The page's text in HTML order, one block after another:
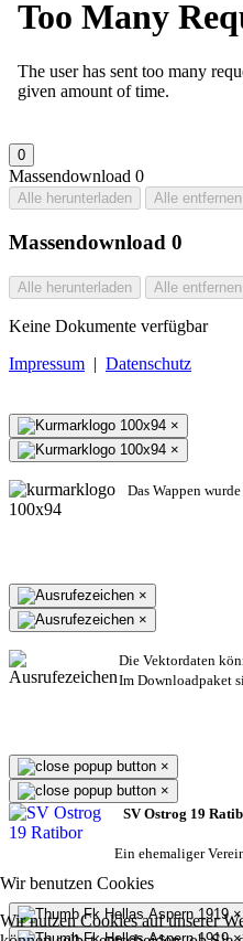
0
Massendownload 0
Alle herunterladen Alle entfernen
Massendownload 0
Alle herunterladen Alle entfernen
Keine Dokumente verfügbar
Impressum | Datenschutz
Wir benutzen Cookies
Wir nutzen Cookies auf unserer
×
×
Das Wappen
×
×
Die Vektordaten
Im Downloadpaket
×
×
SV Ostrog 19
Ein ehemaliger
×